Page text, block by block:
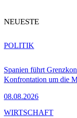
NEUESTE
Spanien führt
Konfrontation um die
08.08.2026
POLITIK
WIRTSCHAFT